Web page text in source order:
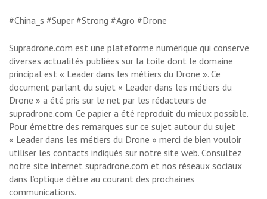
#China_s #Super #Strong #Agro #Drone
Supradrone.com est une plateforme numérique qui conserve
diverses actualités publiées sur la toile dont le domaine
principal est « Leader dans les métiers du Drone ». Ce
document parlant du sujet « Leader dans les métiers du
Drone » a été pris sur le net par les rédacteurs de
supradrone.com. Ce papier a été reproduit du mieux possible.
Pour émettre des remarques sur ce sujet autour du sujet
« Leader dans les métiers du Drone » merci de bien vouloir
utiliser les contacts indiqués sur notre site web. Consultez
notre site internet supradrone.com et nos réseaux sociaux
dans l’optique d’être au courant des prochaines
communications.